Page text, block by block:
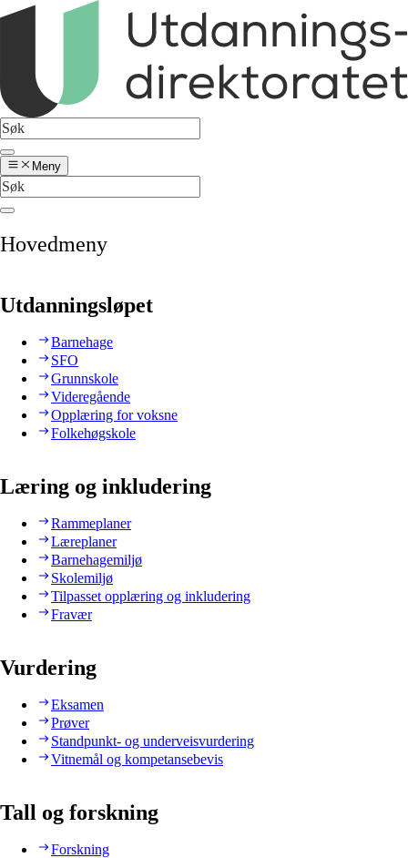
Meny
Hovedmeny
Utdanningsløpet
Barnehage
SFO
Grunnskole
Videregående
Opplæring for voksne
Folkehøgskole
Læring og inkludering
Rammeplaner
Læreplaner
Barnehagemiljø
Skolemiljø
Tilpasset opplæring og inkludering
Fravær
Vurdering
Eksamen
Prøver
Standpunkt- og underveisvurdering
Vitnemål og kompetansebevis
Tall og forskning
Forskning